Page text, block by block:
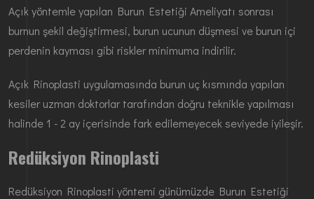
Açık yöntemle yapılan Burun Estetiği Ameliyatı sonrası
burnun şekil değiştirmesi, burun ucunun düşmesi ve burun içi
perdenin kayması gibi riskler minimuma indirilir.
Açık Rinoplasti uygulamasında burun uç kısmında yapılan
kesiler uzman doktorlar tarafından doğru teknikle yapılması
halinde 1 - 2 ay içerisinde fark edilemeyecek seviyede iyileşir.
Redüksiyon Rinoplasti
Redüksiyon Rinoplasti yöntemi günümüzde Burun Estetiği